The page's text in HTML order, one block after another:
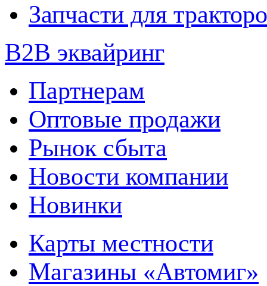
Запчасти для
B2B эквайринг
Партнерам
Оптовые продажи
Рынок сбыта
Новости компании
Новинки
Карты местности
Магазины «Автомиг»